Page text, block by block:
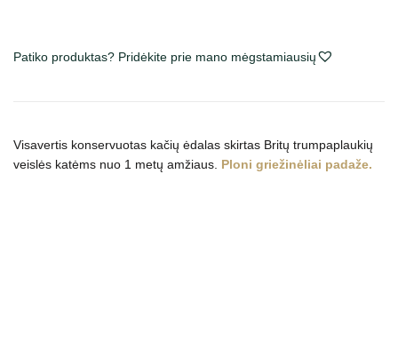
Shorthair
Patiko produktas? Pridėkite prie mano mėgstamiausių
Visavertis konservuotas kačių ėdalas skirtas Britų trumpaplaukių
veislės katėms nuo 1 metų amžiaus. Ploni griežinėliai padaže.